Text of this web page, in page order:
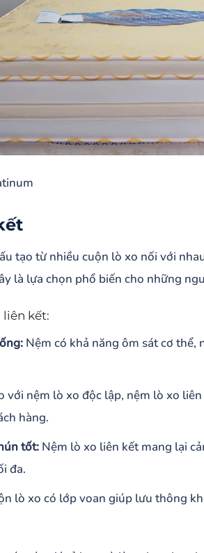
tạo từ nhiều cuộn lò xo nối với
là lựa chọn phổ biến cho những
liên kết:
Nệm có khả năng ôm sát cơ thể,
với nệm lò xo độc lập, nệm lò xo
hàng.
tốt: Nệm lò xo liên kết mang lại
đa.
lò xo có lớp voan giúp lưu thông